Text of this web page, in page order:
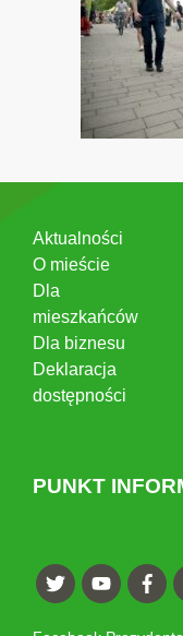
Aktualności
O mieście
Dla
mieszkańców
Dla biznesu
Deklaracja
dostępności
PUNKT